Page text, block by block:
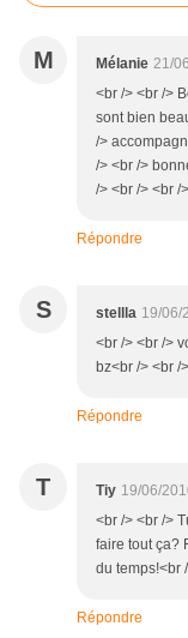
M Mélanie 21/
<br /> <br />
sont bien
/>
/> <br />
/> <br /> <br />
Répondre
S stellla 19/06/
<br /> <br />
bz<br /> <br /
Répondre
T Tiy 19/06/
<br /> <br />
faire tout ça?
du temps!<br
Répondre